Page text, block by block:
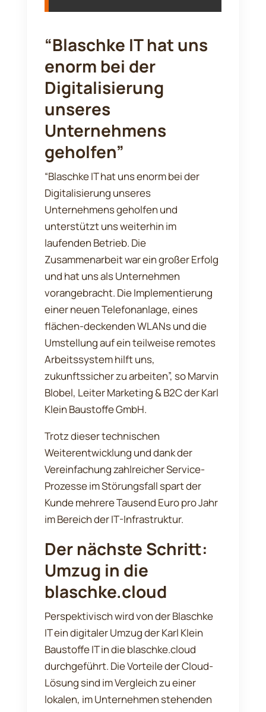
“Blaschke IT hat uns
enorm bei der
Digitalisierung
unseres
Unternehmens
geholfen”
“Blaschke IT hat uns enorm bei der
Digitalisierung unseres
Unternehmens geholfen und
unterstützt uns weiterhin im
laufenden Betrieb. Die
Zusammenarbeit war ein großer Erfolg
und hat uns als Unternehmen
vorangebracht. Die Implementierung
einer neuen Telefonanlage, eines
flächen-deckenden WLANs und die
Umstellung auf ein teilweise remotes
Arbeitssystem hilft uns,
zukunftssicher zu arbeiten”, so Marvin
Blobel, Leiter Marketing & B2C der Karl
Klein Baustoffe GmbH.
Trotz dieser technischen
Weiterentwicklung und dank der
Vereinfachung zahlreicher Service-
Prozesse im Störungsfall spart der
Kunde mehrere Tausend Euro pro Jahr
im Bereich der IT-Infrastruktur.
Der nächste Schritt:
Umzug in die
blaschke.cloud
Perspektivisch wird von der Blaschke
IT ein digitaler Umzug der Karl Klein
Baustoffe IT in die blaschke.cloud
durchgeführt. Die Vorteile der Cloud-
Lösung sind im Vergleich zu einer
lokalen, im Unternehmen stehenden